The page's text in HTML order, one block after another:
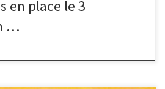
en place le 3
…